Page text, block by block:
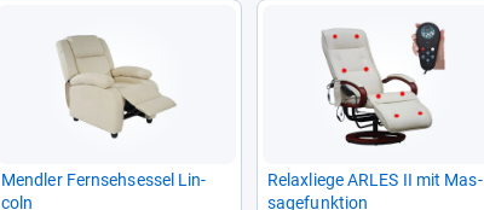
Mend­ler Fern­seh­ses­sel Lin­
coln
Relax­liege ARLES II mit Mas­
sa­ge­funk­tion